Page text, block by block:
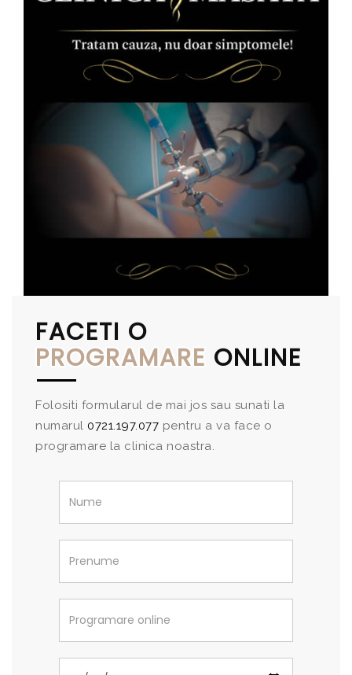
FACETI O
PROGRAMARE ONLINE
Folositi formularul de mai jos sau sunati la
numarul 0721.197.077 pentru a va face o
programare la clinica noastra.